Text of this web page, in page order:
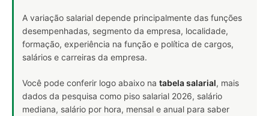
A variação salarial depende principalmente das funções
desempenhadas, segmento da empresa, localidade,
formação, experiência na função e política de cargos,
salários e carreiras da empresa.
Você pode conferir logo abaixo na tabela salarial, mais
dados da pesquisa como piso salarial 2026, salário
mediana, salário por hora, mensal e anual para saber